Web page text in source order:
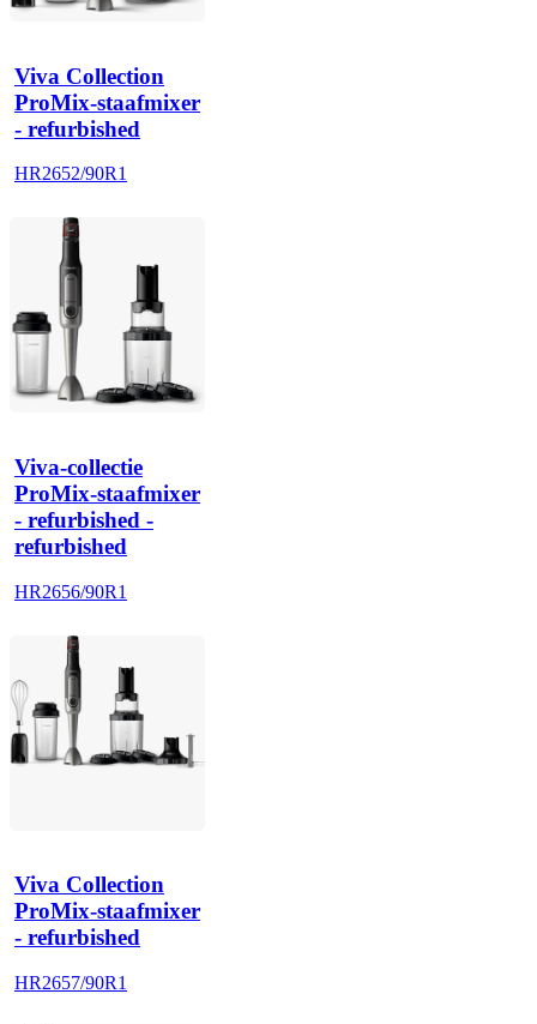
Viva Collection
ProMix-staafmixer
- refurbished
HR2652/90R1
Viva-collectie
ProMix-staafmixer
- refurbished -
refurbished
HR2656/90R1
Viva Collection
ProMix-staafmixer
- refurbished
HR2657/90R1